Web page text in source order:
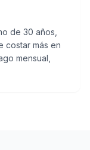
de 30 años,
costar más en
mensual,